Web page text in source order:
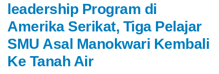
leadership Program di
Amerika Serikat, Tiga Pelajar
SMU Asal Manokwari Kembali
Ke Tanah Air